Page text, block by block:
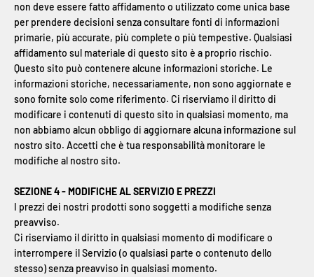
non deve essere fatto affidamento o utilizzato come unica base
per prendere decisioni senza consultare fonti di informazioni
primarie, più accurate, più complete o più tempestive. Qualsiasi
affidamento sul materiale di questo sito è a proprio rischio.
Questo sito può contenere alcune informazioni storiche. Le
informazioni storiche, necessariamente, non sono aggiornate e
sono fornite solo come riferimento. Ci riserviamo il diritto di
modificare i contenuti di questo sito in qualsiasi momento, ma
non abbiamo alcun obbligo di aggiornare alcuna informazione sul
nostro sito. Accetti che è tua responsabilità monitorare le
modifiche al nostro sito.
SEZIONE 4 - MODIFICHE AL SERVIZIO E PREZZI
I prezzi dei nostri prodotti sono soggetti a modifiche senza
preavviso.
Ci riserviamo il diritto in qualsiasi momento di modificare o
interrompere il Servizio (o qualsiasi parte o contenuto dello
stesso) senza preavviso in qualsiasi momento.